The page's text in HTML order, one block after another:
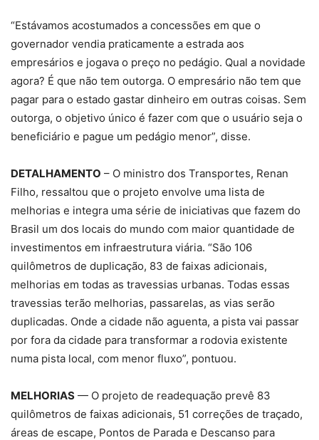
“Estávamos acostumados a concessões em que o
governador vendia praticamente a estrada aos
empresários e jogava o preço no pedágio. Qual a novidade
agora? É que não tem outorga. O empresário não tem que
pagar para o estado gastar dinheiro em outras coisas. Sem
outorga, o objetivo único é fazer com que o usuário seja o
beneficiário e pague um pedágio menor”, disse.
DETALHAMENTO – O ministro dos Transportes, Renan
Filho, ressaltou que o projeto envolve uma lista de
melhorias e integra uma série de iniciativas que fazem do
Brasil um dos locais do mundo com maior quantidade de
investimentos em infraestrutura viária. “São 106
quilômetros de duplicação, 83 de faixas adicionais,
melhorias em todas as travessias urbanas. Todas essas
travessias terão melhorias, passarelas, as vias serão
duplicadas. Onde a cidade não aguenta, a pista vai passar
por fora da cidade para transformar a rodovia existente
numa pista local, com menor fluxo”, pontuou.
MELHORIAS — O projeto de readequação prevê 83
quilômetros de faixas adicionais, 51 correções de traçado,
áreas de escape, Pontos de Parada e Descanso para